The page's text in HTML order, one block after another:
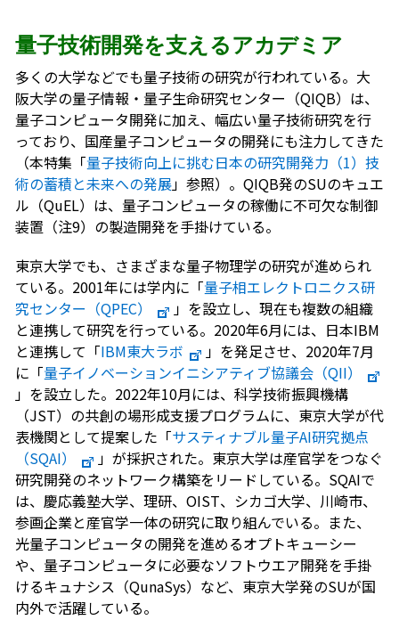
量子技術開発を支えるアカデミア
多くの大学などでも量子技術の研究が行われている。大
阪大学の量子情報・量子生命研究センター（QIQB）は、
量子コンピュータ開発に加え、幅広い量子技術研究を行
っており、国産量子コンピュータの開発にも注力してきた
（本特集「量子技術向上に挑む日本の研究開発力（1）技
術の蓄積と未来への発展」参照）。QIQB発のSUのキュエ
ル（QuEL）は、量子コンピュータの稼働に不可欠な制御
装置（注9）の製造開発を手掛けている。
東京大学でも、さまざまな量子物理学の研究が進められ
ている。2001年には学内に「量子相エレクトロニクス研
究センター（QPEC）
」を設立し、現在も複数の組織
と連携して研究を行っている。2020年6月には、日本IBM
と連携して「IBM東大ラボ
」を発足させ、2020年7月
に「量子イノベーションイニシアティブ協議会（QII）
」を設立した。2022年10月には、科学技術振興機構
（JST）の共創の場形成支援プログラムに、東京大学が代
表機関として提案した「サスティナブル量子AI研究拠点
（SQAI）
」が採択された。東京大学は産官学をつなぐ
研究開発のネットワーク構築をリードしている。SQAIで
は、慶応義塾大学、理研、OIST、シカゴ大学、川崎市、
参画企業と産官学一体の研究に取り組んでいる。また、
光量子コンピュータの開発を進めるオプトキューシー
や、量子コンピュータに必要なソフトウエア開発を手掛
けるキュナシス（QunaSys）など、東京大学発のSUが国
内外で活躍している。